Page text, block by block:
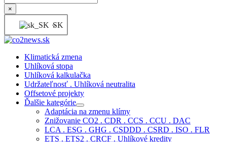
×
SK
Klimatická zmena
Uhlíková stopa
Uhlíková kalkulačka
Udržateľnosť . Uhlíková neutralita
Offsetové projekty
Ďalšie kategórie
Adaptácia na zmenu klímy
Znižovanie CO2 . CDR . CCS . CCU . DAC
LCA . ESG . GHG . CSDDD . CSRD . ISO . FLR
ETS . ETS2 . CRCF . Uhlíkové kredity